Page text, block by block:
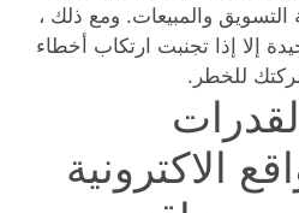
التسويق والمبيعات. ومع ذلك ،
إلا إذا تجنبت ارتكاب أخطاء
للخطر.
الاكترونية